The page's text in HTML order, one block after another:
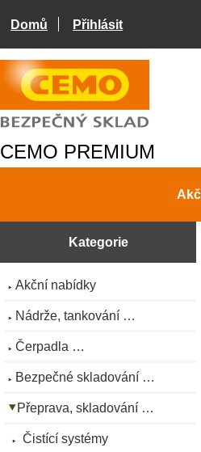
Domů Přihlásit
CEMO PREMIUM
Kategorie
Akční nabídky
Nádrže, tankování …
Čerpadla …
Bezpečné skladování …
Přeprava, skladování …
Čistící systémy